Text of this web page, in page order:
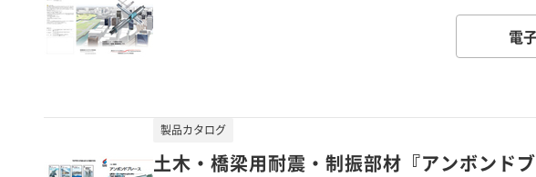
電
土木・橋梁用耐震・制振部材『アンボンドブ
製品カタログ